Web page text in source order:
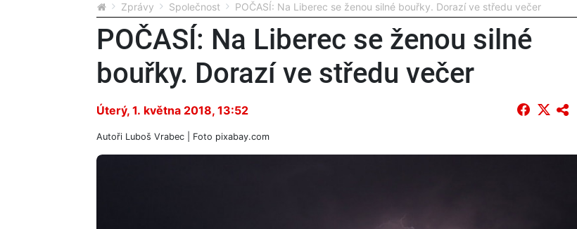
Zprávy Společnost POČASÍ: Na Liberec se ženou silné bouřky. Dorazí ve středu večer
POČASÍ: Na Liberec se ženou silné
bouřky. Dorazí ve středu večer
Úterý, 1. května 2018, 13:52
Autoři Luboš Vrabec | Foto pixabay.com